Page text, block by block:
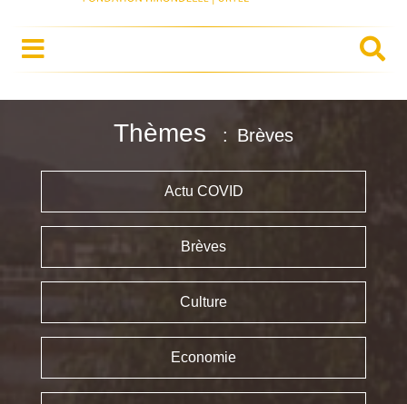
Thèmes Brèves
Actu COVID
Brèves
Culture
Economie